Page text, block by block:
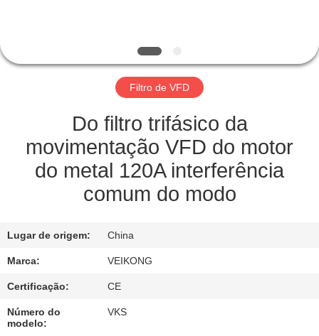
CONTROLE
DE
QUALIDADE
ENTRE
CONTATO
PEÇA
UMAS
CITAÇÕES
Filtro de VFD
Do filtro trifásico da
movimentação VFD do motor
do metal 120A interferência
comum do modo
Lugar de origem: China
Marca: VEIKONG
Certificação: CE
Número do
modelo:
VKS